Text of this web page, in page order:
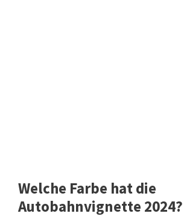
Welche Farbe hat die
Autobahnvignette 2024?